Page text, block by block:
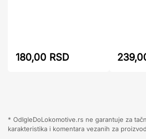
180,00 RSD
* OdIgleDoLokomotive.rs ne garantuje za
karakteristika i komentara vezanih za